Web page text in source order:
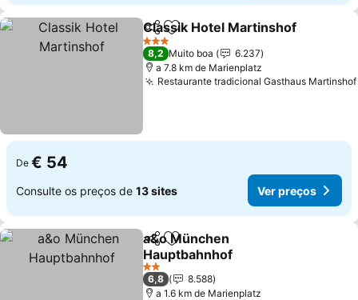
PartilharAdicionar aos favoritos
Classik Hotel Martinshof
3 Estrelas
8,2 Muito boa
6.237
a 7.8 km de Marienplatz
Restaurante tradicional Gasthaus Martinshof
De € 54
Consulte os preços de 13 sites Ver preços
PartilharAdicionar aos favoritos
a&o München
Hauptbahnhof
2 Estrelas
6,8
8.588
a 1.6 km de Marienplatz